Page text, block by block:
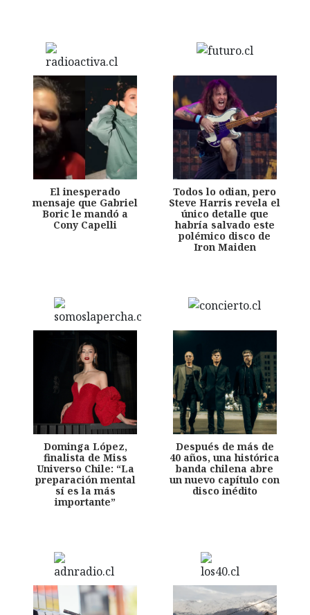
El inesperado
mensaje que Gabriel
Boric le mandó a
Cony Capelli
Todos lo odian, pero
Steve Harris revela el
único detalle que
habría salvado este
polémico disco de
Iron Maiden
Dominga López,
finalista de Miss
Universo Chile: “La
preparación mental
sí es la más
importante”
Después de más de
40 años, una histórica
banda chilena abre
un nuevo capítulo con
disco inédito